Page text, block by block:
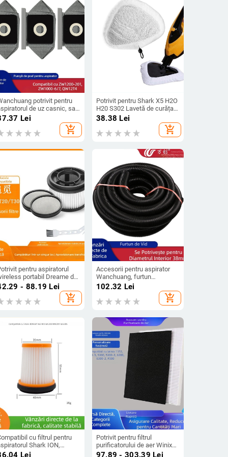
potrivit pentru
de uz casnic, sac
gunoi, sac de pânză, sac
6/7 QW12T4
Lei
add_shopping_cart
Potrivit pentru Shark X5 H2O
H20 S302 Lavetă de curățare
cu mop cu abur din
38.38 Lei
add_shopping_cart
pentru aspiratorul
portabil Dreame de
casnic T10 T20 T30, filtru
eficient, ecran frontal cu
- 88.19 Lei
add_shopping_cart
Accesorii pentru aspirator
Wanchuang, furtun
extensibil, Jieba Chaobao
Industrial BF501 BF502,
diametru interior 38 mm
102.32 Lei
add_shopping_cart
cu filtrul pentru
Shark ION,
anti-acarieni
Lei
Potrivit pentru filtrul
purificatorului de aer Winix
115115 C535 5300 5300-2
97.89 - 303.39 Lei